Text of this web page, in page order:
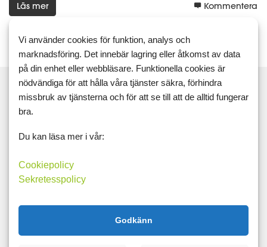
Läs mer Kommentera
16:8 3-veckorsutmaningen
affirmationer
ägg aktivitetsarmband ålder
åldrande
älskar livet analys
Vi använder cookies för funktion, analys och
marknadsföring. Det innebär lagring eller åtkomst av data
på din enhet eller webbläsare. Funktionella cookies är
nödvändiga för att hålla våra tjänster säkra, förhindra
missbruk av tjänsterna och för att se till att de alltid fungerar
bra.
Du kan läsa mer i vår:
Cookiepolicy
Sekretesspolicy
Godkänn